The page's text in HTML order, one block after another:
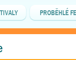
PROBĚHLÉ